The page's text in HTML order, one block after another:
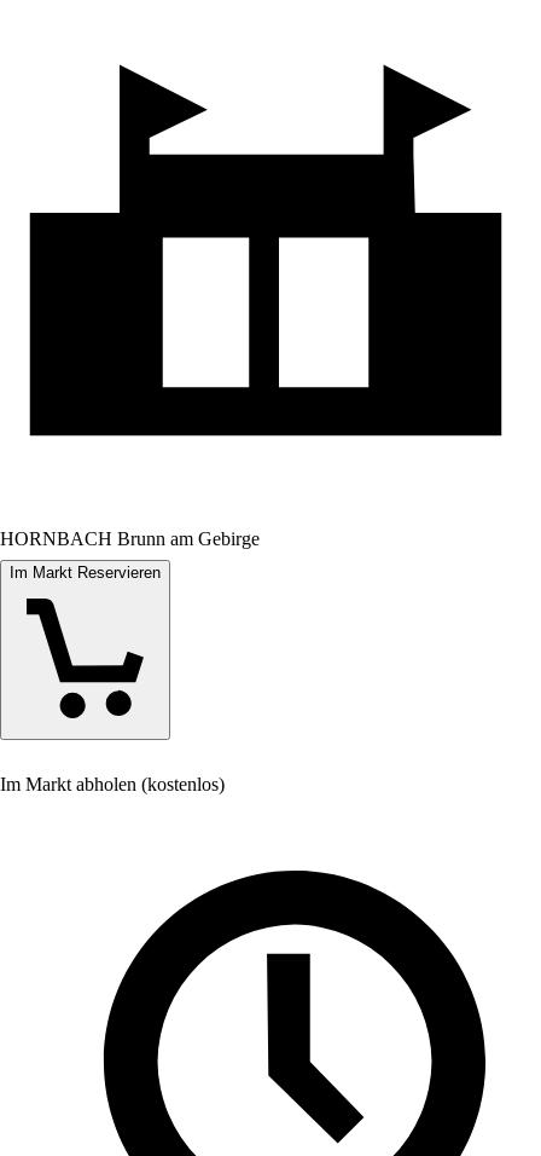
HORNBACH Brunn am Gebirge
Im Markt Reservieren
Im Markt abholen (kostenlos)